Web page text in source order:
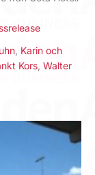
, Karin och
Kors, Walter